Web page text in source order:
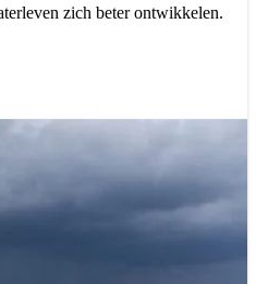
zich beter ontwikkelen.